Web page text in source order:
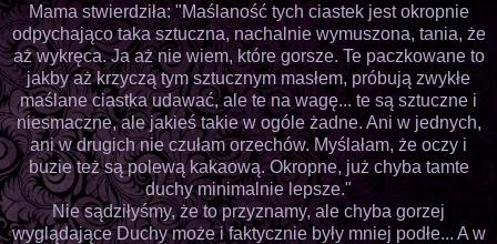
Mama stwierdziła: "Maślaność tych ciastek jest okropnie
odpychająco taka sztuczna, nachalnie wymuszona, tania, że
aż wykręca. Ja aż nie wiem, które gorsze. Te paczkowane to
jakby aż krzyczą tym sztucznym masłem, próbują zwykłe
maślane ciastka udawać, ale te na wagę... te są sztuczne i
niesmaczne, ale jakieś takie w ogóle żadne. Ani w jednych,
ani w drugich nie czułam orzechów. Myślałam, że oczy i
buzie też są polewą kakaową. Okropne, już chyba tamte
duchy minimalnie lepsze."
Nie sądziłyśmy, że to przyznamy, ale chyba gorzej
wyglądające Duchy może i faktycznie były mniej podłe... A w